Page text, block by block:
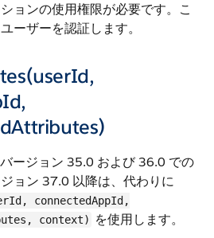
ョンの使用権限が必要です。こ
ーザーを認証します。
ージョン 35.0 および 36.0 での
ョン 37.0 以降は、代わりに
connectedAppId,
context)
を使用します。